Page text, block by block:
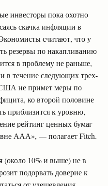
инвесторы пока охотно
скачка инфляции в
считают, что у
резервы по накапливанию
в проблему не раньше,
в течение следующих трех-
США не примет меры по
ко второй половине
приблизится к уровню,
рейтинг ценных бумаг
ААА», — полагает Fitch.
(около 10% и выше) не в
подорвать доверие к